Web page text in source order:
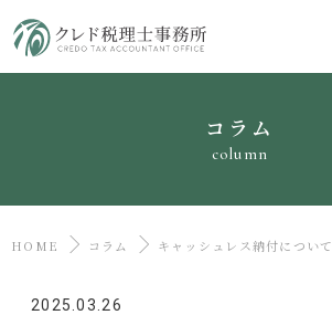
コラム
column
HOME コラム キャッシュレス納付について
2025.03.26